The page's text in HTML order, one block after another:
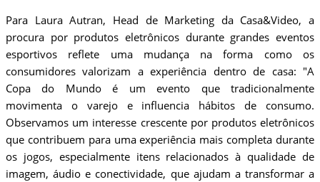
Para Laura Autran, Head de Marketing da Casa&Video, a
procura por produtos eletrônicos durante grandes eventos
esportivos reflete uma mudança na forma como os
consumidores valorizam a experiência dentro de casa: "A
Copa do Mundo é um evento que tradicionalmente
movimenta o varejo e influencia hábitos de consumo.
Observamos um interesse crescente por produtos eletrônicos
que contribuem para uma experiência mais completa durante
os jogos, especialmente itens relacionados à qualidade de
imagem, áudio e conectividade, que ajudam a transformar a